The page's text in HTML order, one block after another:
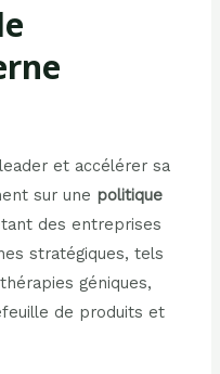
et accélérer sa
sur une politique
des entreprises
stratégiques, tels
géniques,
de produits et